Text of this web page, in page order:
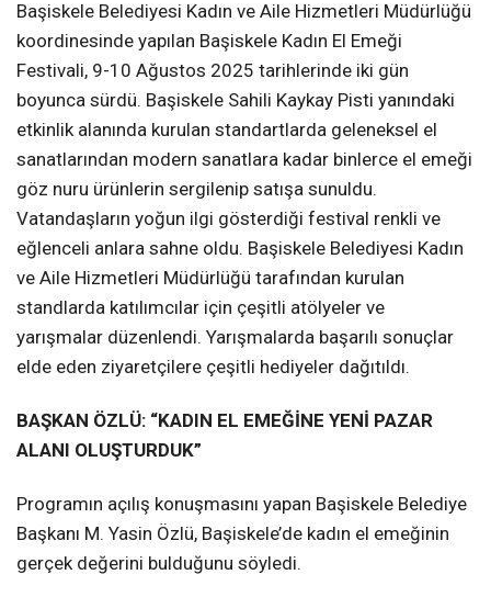
Başiskele Belediyesi Kadın ve Aile Hizmetleri Müdürlüğü
koordinesinde yapılan Başiskele Kadın El Emeği
Festivali, 9-10 Ağustos 2025 tarihlerinde iki gün
boyunca sürdü. Başiskele Sahili Kaykay Pisti yanındaki
etkinlik alanında kurulan standartlarda geleneksel el
sanatlarından modern sanatlara kadar binlerce el emeği
göz nuru ürünlerin sergilenip satışa sunuldu.
Vatandaşların yoğun ilgi gösterdiği festival renkli ve
eğlenceli anlara sahne oldu. Başiskele Belediyesi Kadın
ve Aile Hizmetleri Müdürlüğü tarafından kurulan
standlarda katılımcılar için çeşitli atölyeler ve
yarışmalar düzenlendi. Yarışmalarda başarılı sonuçlar
elde eden ziyaretçilere çeşitli hediyeler dağıtıldı.
BAŞKAN ÖZLÜ: “KADIN EL EMEĞİNE YENİ PAZAR
ALANI OLUŞTURDUK”
Programın açılış konuşmasını yapan Başiskele Belediye
Başkanı M. Yasin Özlü, Başiskele’de kadın el emeğinin
gerçek değerini bulduğunu söyledi.